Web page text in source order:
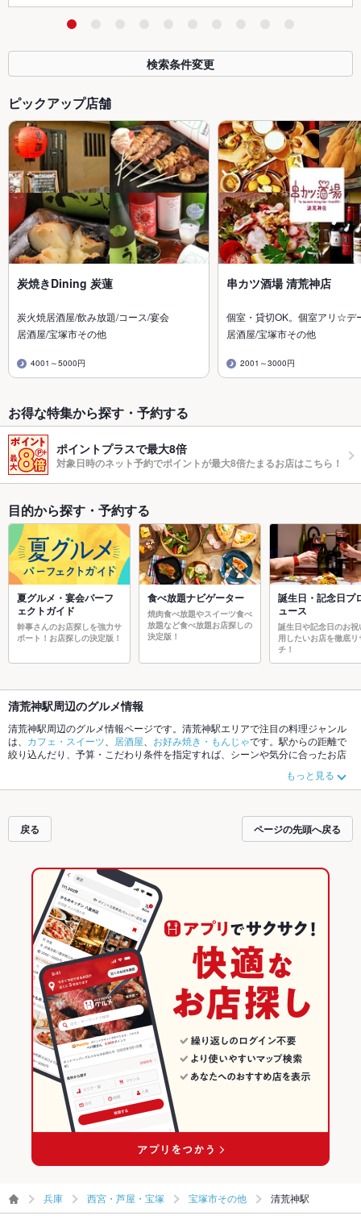
検索条件変更
ピックアップ店舗
炭焼きDining 炭蓮
炭火焼居酒屋/飲み放題/コース/宴会
居酒屋/宝塚市その他
4001～5000円
串カツ酒場 清荒神店
個室・貸切OK。個室アリ☆
居酒屋/宝塚市その他
2001～3000円
お得な特集から探す・予約する
ポイントプラスで最大8倍
対象日時のネット予約でポイントが最大8倍たまるお店はこちら！
目的から探す・予約する
夏グルメ・宴会パーフ
ェクトガイド
幹事さんのお店探しを強力サ
ポート！お店探しの決定版！
食べ放題ナビゲーター
焼肉食べ放題やスイーツ食べ
放題など食べ放題お店探しの
決定版！
誕生日・記念日プ
ュース
誕生日や記念日のお祝
用したいお店を徹底リ
チ！
清荒神駅周辺のグルメ情報
清荒神駅周辺のグルメ情報ページです。清荒神駅エリアで注目の料理ジャンル
は、 カフェ・スイーツ 居酒屋 お好み焼き・もんじゃです。駅からの距離で
絞り込んだり、予算・こだわり条件を指定すれば、シーンや気分に合ったお店
もチェックしてみてください。ホットペッパーグルメな
ら、お得なクーポンはもちろん、こだわりメニュー肉じゃがや季節のおすすめ
なネット予約が使えるお店も拡大中です。友達どうしの飲み会にも、会社の宴
会にも、デートやパーティにもお得に便利にホットペッパーグルメをご利用く
ださい。
もっと見る
戻る ページの先頭へ戻る
兵庫 西宮・芦屋・宝塚 宝塚市その他 清荒神駅